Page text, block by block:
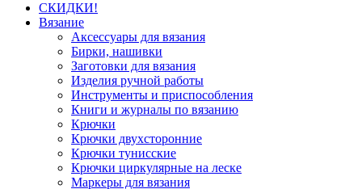
СКИДКИ!
Вязание
Аксессуары для вязания
Бирки, нашивки
Заготовки для вязания
Изделия ручной работы
Инструменты и приспособления
Книги и журналы по вязанию
Крючки
Крючки двухсторонние
Крючки тунисские
Крючки циркулярные на леске
Маркеры для вязания